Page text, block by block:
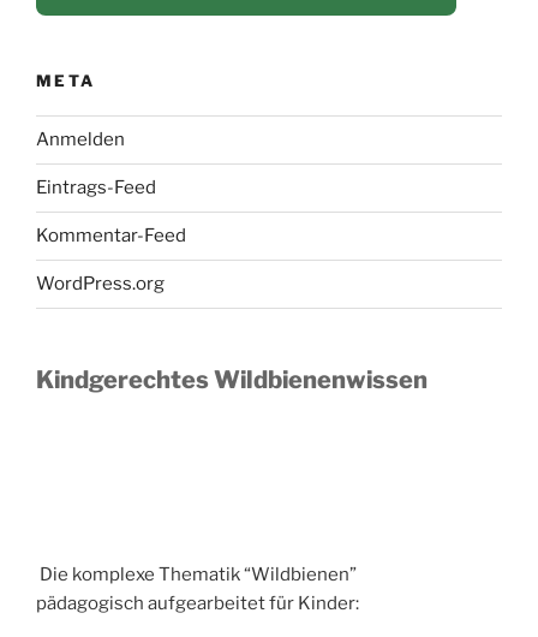
META
Anmelden
Eintrags-Feed
Kommentar-Feed
WordPress.org
Kindgerechtes Wildbienenwissen
Die komplexe Thematik “Wildbienen”
pädagogisch aufgearbeitet für Kinder: